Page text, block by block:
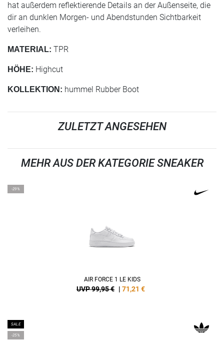
hat außerdem reflektierende Details an der Außenseite, die
dir an dunklen Morgen- und Abendstunden Sichtbarkeit
verleihen.
MATERIAL: TPR
HÖHE: Highcut
KOLLEKTION: hummel Rubber Boot
ZULETZT ANGESEHEN
MEHR AUS DER KATEGORIE SNEAKER
-29%
AIR FORCE 1 LE KIDS
UVP 99,95 € | 71,21 €
SALE
-25%